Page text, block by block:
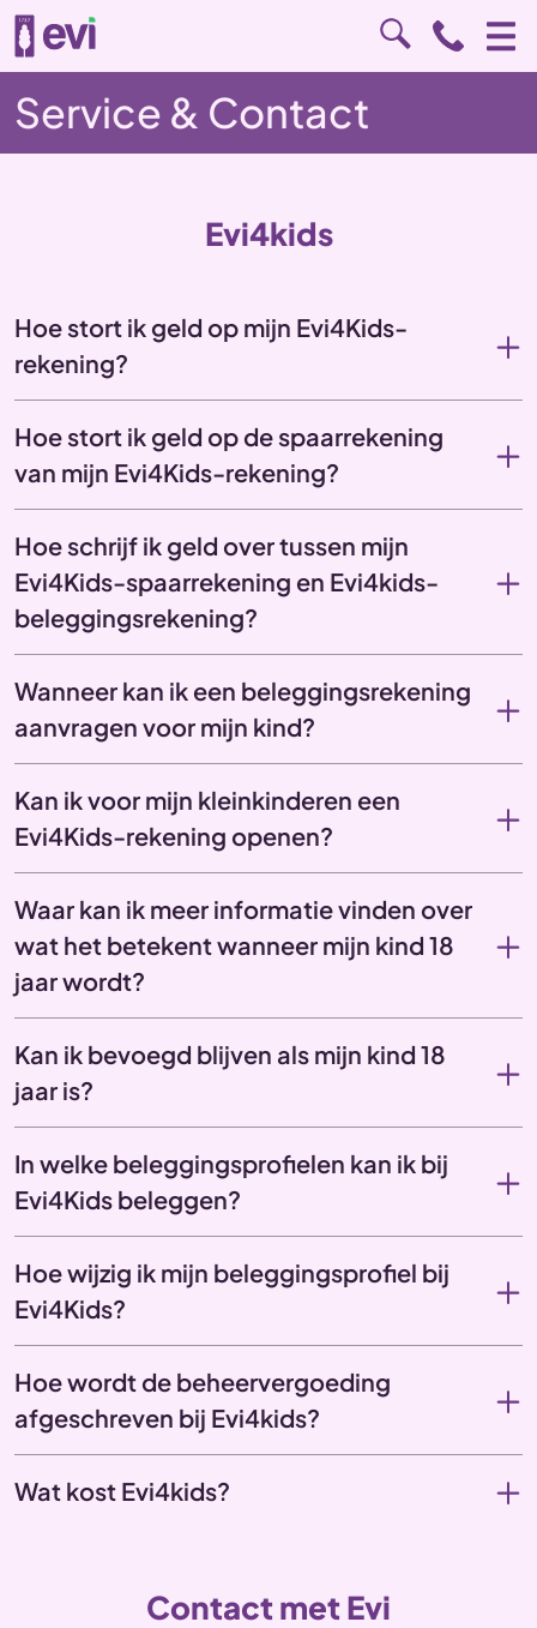
Service & Contact
Evi4kids
Hoe stort ik geld op mijn Evi4Kids-
rekening?
Hoe stort ik geld op de spaarrekening
van mijn Evi4Kids-rekening?
Hoe schrijf ik geld over tussen mijn
Evi4Kids-spaarrekening en Evi4kids-
beleggingsrekening?
Wanneer kan ik een beleggingsrekening
aanvragen voor mijn kind?
Kan ik voor mijn kleinkinderen een
Evi4Kids-rekening openen?
Waar kan ik meer informatie vinden over
wat het betekent wanneer mijn kind 18
jaar wordt?
Kan ik bevoegd blijven als mijn kind 18
jaar is?
In welke beleggingsprofielen kan ik bij
Evi4Kids beleggen?
Hoe wijzig ik mijn beleggingsprofiel bij
Evi4Kids?
Hoe wordt de beheervergoeding
afgeschreven bij Evi4kids?
Wat kost Evi4kids?
Contact met Evi